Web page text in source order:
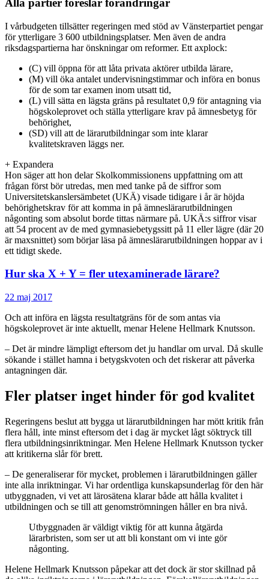
Alla partier föreslår förändringar
I vårbudgeten tillsätter regeringen med stöd av Vänsterpartiet pengar
för ytterligare 3 600 utbildningsplatser. Men även de andra
riksdagspartierna har önskningar om reformer. Ett axplock:
(C) vill öppna för att låta privata aktörer utbilda lärare,
(M) vill öka antalet undervisningstimmar och införa en bonus
för de som tar examen inom utsatt tid,
(L) vill sätta en lägsta gräns på resultatet 0,9 för antagning via
högskoleprovet och ställa ytterligare krav på ämnesbetyg för
behörighet,
(SD) vill att de lärarutbildningar som inte klarar
kvalitetskraven läggs ner.
+ Expandera
Hon säger att hon delar Skolkommissionens uppfattning om att
frågan först bör utredas, men med tanke på de siffror som
Universitetskanslersämbetet (UKÄ) visade tidigare i år är höjda
behörighetskrav för att komma in på ämneslärarutbildningen
någonting som absolut borde tittas närmare på. UKÄ:s siffror visar
att 54 procent av de med gymnasiebetygssitt på 11 eller lägre (där 20
är maxsnittet) som börjar läsa på ämneslärarutbildningen hoppar av i
ett tidigt skede.
Hur ska X + Y = fler utexaminerade lärare?
22 maj 2017
Och att införa en lägsta resultatgräns för de som antas via
högskoleprovet är inte aktuellt, menar Helene Hellmark Knutsson.
– Det är mindre lämpligt eftersom det ju handlar om urval. Då skulle
sökande i stället hamna i betygskvoten och det riskerar att påverka
antagningen där.
Fler platser inget hinder för god kvalitet
Regeringens beslut att bygga ut lärarutbildningen har mött kritik från
flera håll, inte minst eftersom det i dag är mycket lågt söktryck till
flera utbildningsinriktningar. Men Helene Hellmark Knutsson tycker
att kritikerna slår för brett.
– De generaliserar för mycket, problemen i lärarutbildningen gäller
inte alla inriktningar. Vi har ordentliga kunskapsunderlag för den här
utbyggnaden, vi vet att lärosätena klarar både att hålla kvalitet i
utbildningen och se till att genomströmningen håller en bra nivå.
Utbyggnaden är väldigt viktig för att kunna åtgärda
lärarbristen, som ser ut att bli konstant om vi inte gör
någonting.
Helene Hellmark Knutsson påpekar att det dock är stor skillnad på